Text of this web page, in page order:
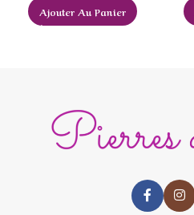
Ajouter Au Panier